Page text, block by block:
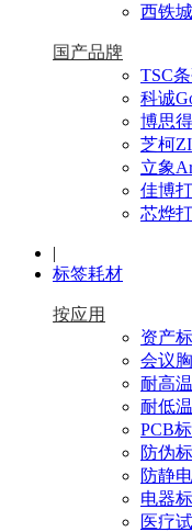
西铁
国产品牌
TSC
科诚
博思
芝柯
立象
佳博
芯烨
|
标签耗材
按应用
资产
会议
耐高
耐低
PCB
防伪
防静
电器
医疗